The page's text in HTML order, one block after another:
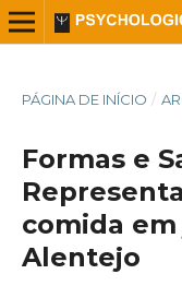
PÁGINA DE INÍCIO /
Formas e
comida
Alentejo